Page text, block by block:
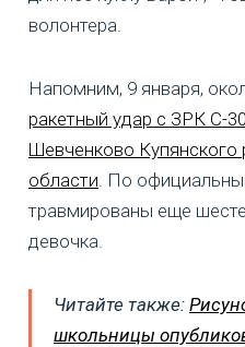
волонтера.
Напомним, 9 января,
ракетный удар с ЗРК С-
Шевченково Купянского
области . По
травмированы еще
девочка.
Читайте также:
школьницы